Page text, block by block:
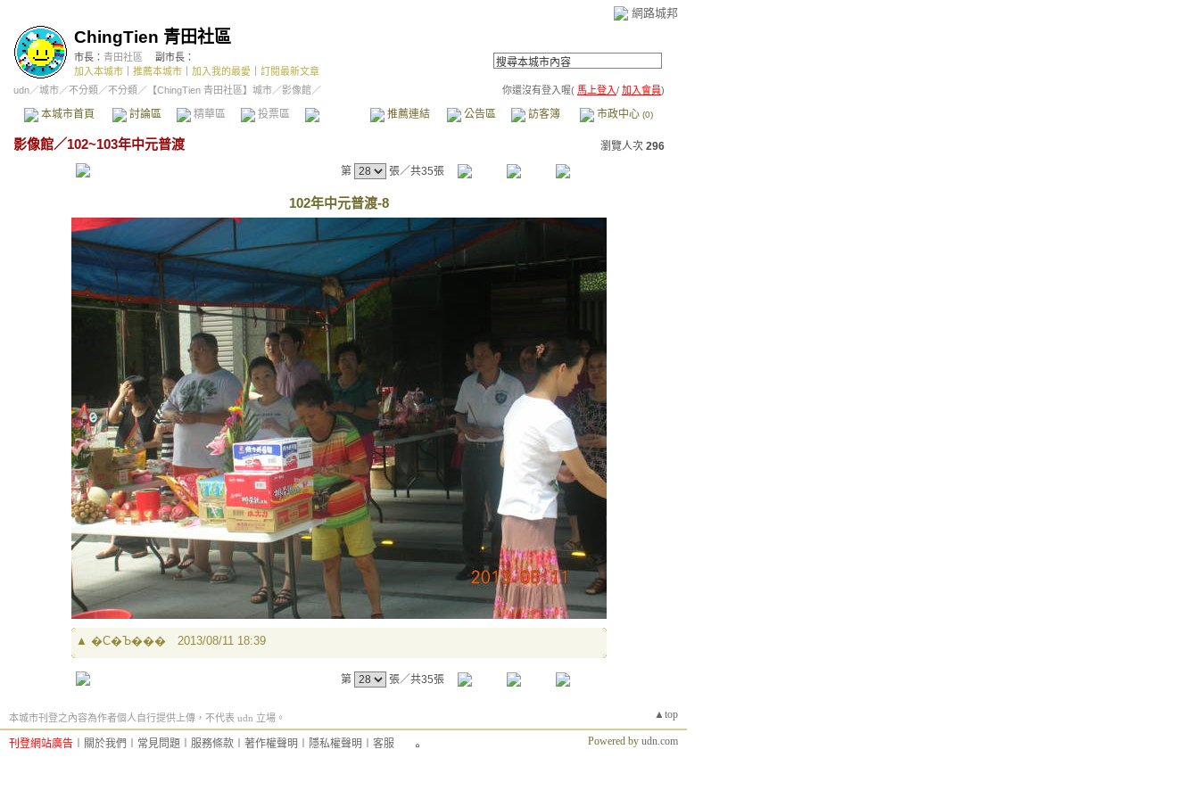
網路城邦
ChingTien 青田社區
市長： 青田社區
副市長：
加入本城市
推薦本城市 加入我的最愛
訂閱最新文章
udn／城市／不分類 ／不分類 ／ 【ChingTien 青田社區】城市／影像館／ 你還沒有登入喔( 馬上登入/ 加入會員)
本城市首頁 討論區 精華區 投票區 影像館 推薦連結 公告區 訪客簿 市政中心 (0)
影像館／102~103年中元普渡 瀏覽人次 296
第
張／共35張
102年中元普渡-8
▲ �C�Ъ��� 2013/08/11 18:39
第 張／共35張
▲top
本城市刊登之內容為作者個人自行提供上傳，不代表 udn 立場。
刊登網站廣告 關於我們 常見問題 服務條款 著作權聲明 隱私權聲明 客服 Powered by udn.com